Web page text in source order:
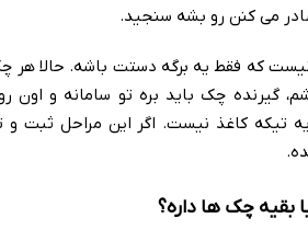
می کنن رو بشه سنجید.
که فقط یه برگه دستت باشه. حالا هر
گیرنده چک باید بره تو سامانه و اون
یه تیکه کاغذ نیست. اگر این مراحل ثبت
چک ها داره؟